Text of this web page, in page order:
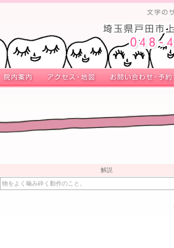
解説
物をよく噛み砕く動作のこと。